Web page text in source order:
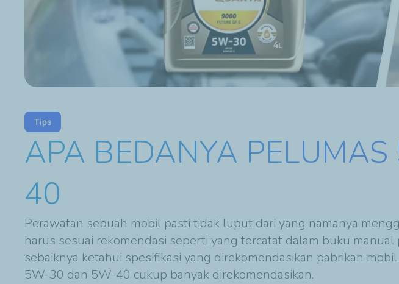
Tips
APA BEDANYA
40
Perawatan sebuah mobil pasti tidak luput dari yang namanya
harus sesuai rekomendasi seperti yang tercatat dalam buku
sebaiknya ketahui spesifikasi yang direkomendasikan pabrikan
5W-30 dan 5W-40 cukup banyak direkomendasikan.